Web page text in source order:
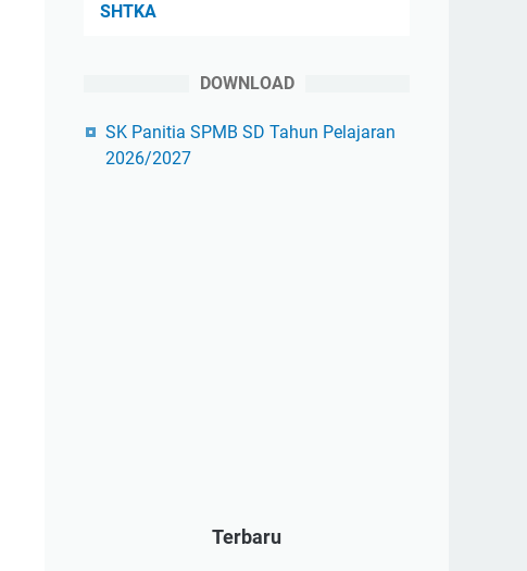
SHTKA
DOWNLOAD
SK Panitia SPMB SD Tahun Pelajaran
2026/2027
Terbaru